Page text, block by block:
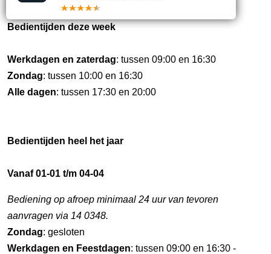
Bedientijden deze week
Werkdagen en zaterdag: tussen 09:00 en 16:30
Zondag: tussen 10:00 en 16:30
Alle dagen: tussen 17:30 en 20:00
Bedientijden heel het jaar
Vanaf 01-01 t/m 04-04
Bediening op afroep minimaal 24 uur van tevoren
aanvragen via 14 0348.
Zondag: gesloten
Werkdagen en Feestdagen: tussen 09:00 en 16:30 -